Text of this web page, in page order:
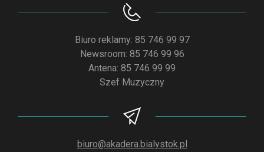
Biuro reklamy: 85 746 99 97
Newsroom: 85 746 99 96
Antena: 85 746 99 99
Szef Muzyczny
biuro@akadera.bialystok.pl